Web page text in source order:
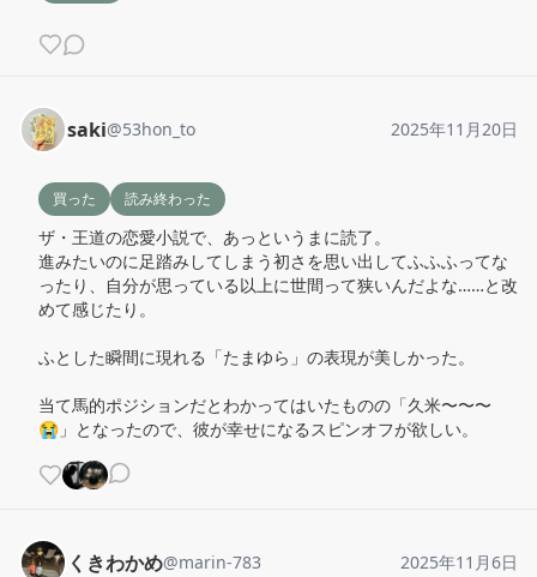
saki@53hon_to 2025年11月20日
買った 読み終わった
ザ・王道の恋愛小説で、あっというまに読了。
進みたいのに足踏みしてしまう初さを思い出してふふふってな
ったり、自分が思っている以上に世間って狭いんだよな……と改
めて感じたり。
ふとした瞬間に現れる「たまゆら」の表現が美しかった。
当て馬的ポジションだとわかってはいたものの「久米〜〜〜
😭」となったので、彼が幸せになるスピンオフが欲しい。
くきわかめ@marin-783 2025年11月6日